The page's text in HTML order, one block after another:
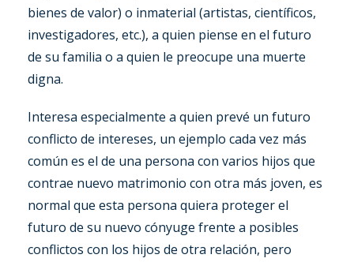
bienes de valor) o inmaterial (artistas, científicos,
investigadores, etc.), a quien piense en el futuro
de su familia o a quien le preocupe una muerte
digna.
Interesa especialmente a quien prevé un futuro
conflicto de intereses, un ejemplo cada vez más
común es el de una persona con varios hijos que
contrae nuevo matrimonio con otra más joven, es
normal que esta persona quiera proteger el
futuro de su nuevo cónyuge frente a posibles
conflictos con los hijos de otra relación, pero